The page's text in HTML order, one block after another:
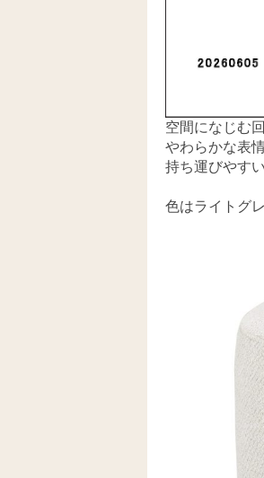
空間になじむ
やわらかな表
持ち運びやす
色はライトグ